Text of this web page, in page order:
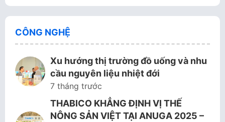
CÔNG NGHỆ
Xu hướng thị trường đồ uống và nhu
cầu nguyên liệu nhiệt đới
7 tháng trước
THABICO KHẲNG ĐỊNH VỊ THẾ
NÔNG SẢN VIỆT TẠI ANUGA 2025 –